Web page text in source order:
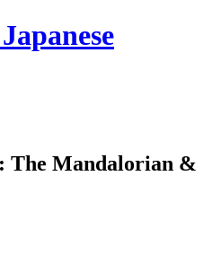
The Mandalorian &